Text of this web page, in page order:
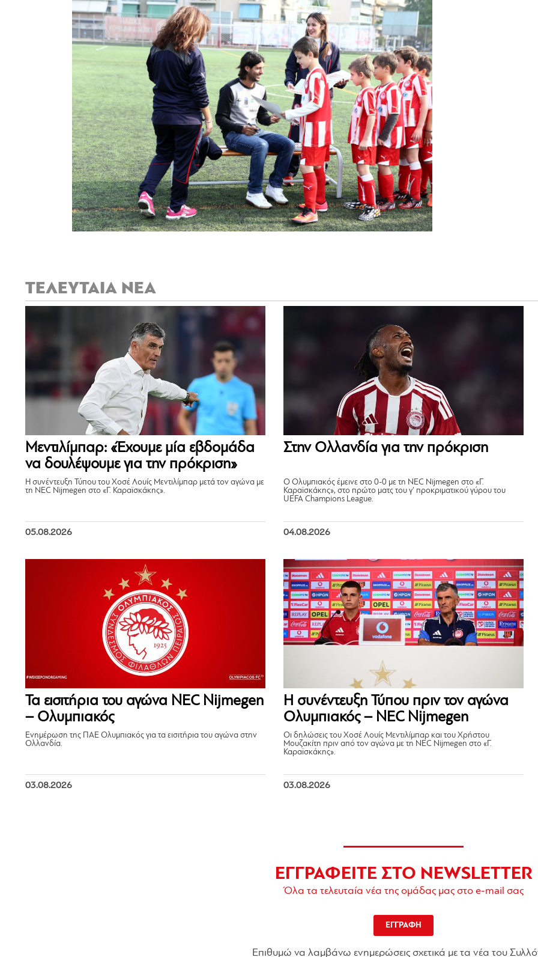
ΤΕΛΕΥΤΑΙΑ ΝΕΑ
Μεντιλίμπαρ: «Έχουμε μία εβδομάδα
να δουλέψουμε για την πρόκριση»
Η συνέντευξη Τύπου του Χοσέ Λουίς Μεντιλίμπαρ μετά τον αγώνα με
τη NEC Nijmegen στο «Γ. Καραϊσκάκης».
05.08.2026
Στην Ολλανδία για την πρόκριση
Ο Ολυμπιακός έμεινε στο 0-0 με τη NEC Nijmegen στο «Γ.
Καραϊσκάκης», στο πρώτο ματς του γ’ προκριματικού γύρου του
UEFA Champions League.
04.08.2026
Τα εισιτήρια του αγώνα NEC Nijmegen
– Ολυμπιακός
Ενημέρωση της ΠΑΕ Ολυμπιακός για τα εισιτήρια του αγώνα στην
Ολλανδία.
03.08.2026
Η συνέντευξη Τύπου πριν τον αγώνα
Ολυμπιακός – NEC Nijmegen
Οι δηλώσεις του Χοσέ Λουίς Μεντιλίμπαρ και του Χρήστου
Μουζακίτη πριν από τον αγώνα με τη NEC Nijmegen στο «Γ.
Καραϊσκάκης».
03.08.2026
ΕΓΓΡΑΦΕΙΤΕ ΣΤΟ NEWSLETTER
Όλα τα τελευταία νέα της ομάδας μας στο e-mail σας
ΕΓΓΡΑΦΗ
Επιθυμώ να λαμβάνω ενημερώσεις σχετικά με τα νέα του